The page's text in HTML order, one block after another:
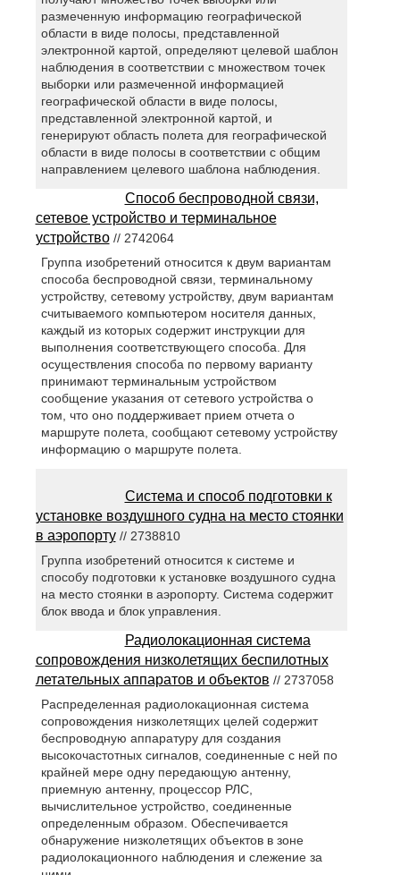
размеченную информацию географической
области в виде полосы, представленной
электронной картой, определяют целевой шаблон
наблюдения в соответствии с множеством точек
выборки или размеченной информацией
географической области в виде полосы,
представленной электронной картой, и
генерируют область полета для географической
области в виде полосы в соответствии с общим
направлением целевого шаблона наблюдения.
Способ беспроводной связи,
сетевое устройство и терминальное
устройство// 2742064
Группа изобретений относится к двум вариантам
способа беспроводной связи, терминальному
устройству, сетевому устройству, двум вариантам
считываемого компьютером носителя данных,
каждый из которых содержит инструкции для
выполнения соответствующего способа. Для
осуществления способа по первому варианту
принимают терминальным устройством
сообщение указания от сетевого устройства о
том, что оно поддерживает прием отчета о
маршруте полета, сообщают сетевому устройству
информацию о маршруте полета.
Система и способ подготовки к
установке воздушного судна на место стоянки
в аэропорту// 2738810
Группа изобретений относится к системе и
способу подготовки к установке воздушного судна
на место стоянки в аэропорту. Система содержит
блок ввода и блок управления.
Радиолокационная система
сопровождения низколетящих беспилотных
летательных аппаратов и объектов // 2737058
Распределенная радиолокационная система
сопровождения низколетящих целей содержит
беспроводную аппаратуру для создания
высокочастотных сигналов, соединенные с ней по
крайней мере одну передающую антенну,
приемную антенну, процессор РЛС,
вычислительное устройство, соединенные
определенным образом. Обеспечивается
обнаружение низколетящих объектов в зоне
радиолокационного наблюдения и слежение за